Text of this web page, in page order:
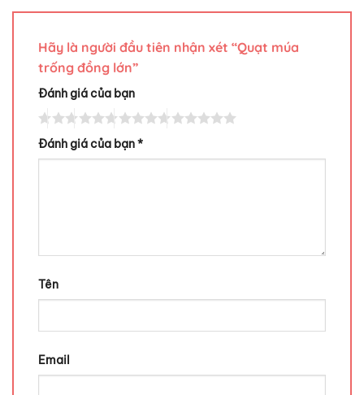
Hãy là người đầu tiên nhận xét “Quạt múa
trống đồng lớn”
Đánh giá của bạn
Đánh giá của bạn*
Tên
Email